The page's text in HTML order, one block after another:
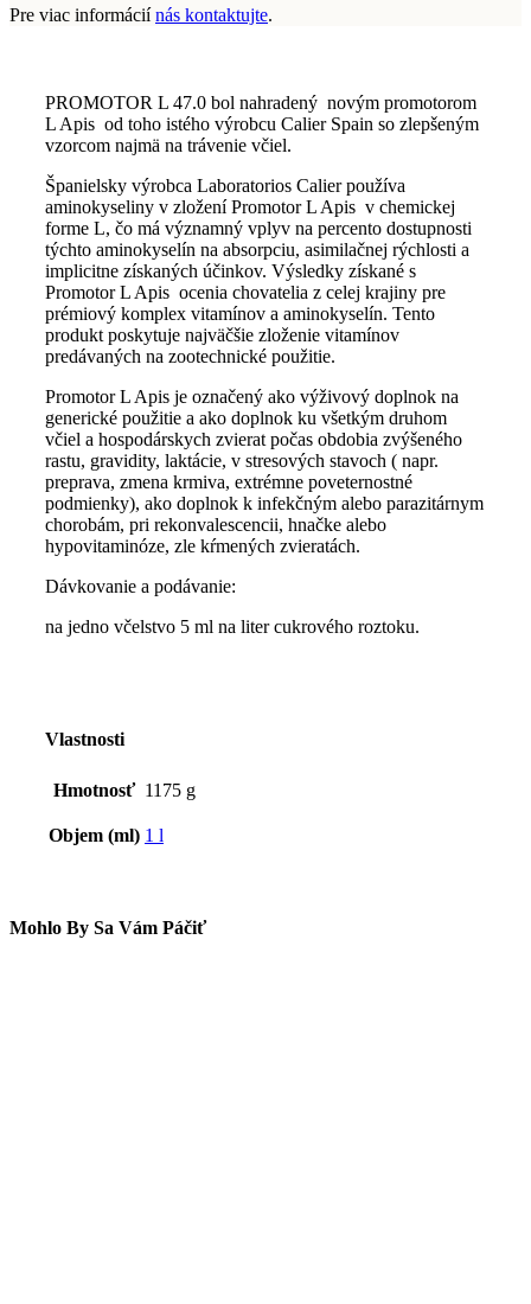
Pre viac informáciínás kontaktujte.
PROMOTOR L 47.0 bol nahradený novým promotorom
L Apis od toho istého výrobcu Calier Spain so zlepšeným
vzorcom najmä na trávenie včiel.
Španielsky výrobca Laboratorios Calier používa
aminokyseliny v zložení Promotor L Apis v chemickej
forme L, čo má významný vplyv na percento dostupnosti
týchto aminokyselín na absorpciu, asimilačnej rýchlosti a
implicitne získaných účinkov. Výsledky získané s
Promotor L Apis ocenia chovatelia z celej krajiny pre
prémiový komplex vitamínov a aminokyselín. Tento
produkt poskytuje najväčšie zloženie vitamínov
predávaných na zootechnické použitie.
Promotor L Apis je označený ako výživový doplnok na
generické použitie a ako doplnok ku všetkým druhom
včiel a hospodárskych zvierat počas obdobia zvýšeného
rastu, gravidity, laktácie, v stresových stavoch ( napr.
preprava, zmena krmiva, extrémne poveternostné
podmienky), ako doplnok k infekčným alebo parazitárnym
chorobám, pri rekonvalescencii, hnačke alebo
hypovitaminóze, zle kŕmených zvieratách.
Dávkovanie a podávanie:
na jedno včelstvo 5 ml na liter cukrového roztoku.
Vlastnosti
Hmotnosť 1175 g
Objem (ml) 1 l
Mohlo By Sa Vám Páčiť